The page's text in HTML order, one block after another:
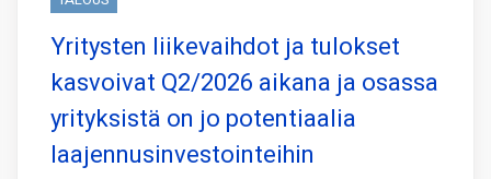
Yritysten liikevaihdot ja tulokset
kasvoivat Q2/2026 aikana ja osassa
yrityksistä on jo potentiaalia
laajennusinvestointeihin